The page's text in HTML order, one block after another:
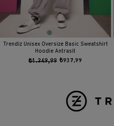
kullandığınız her mekanda ruh
size getirdiği aura etkisi gün
siparişlerinizle ilgili yardım için her
Trendiz Unisex Oversize Basic Sweatshirt
Hoodie Antrasit
₺937,99
₺1.249,99